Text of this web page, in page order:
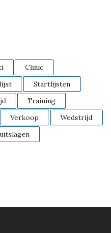
Clinic
Startlijsten
Training
Verkoop
Wedstrijd